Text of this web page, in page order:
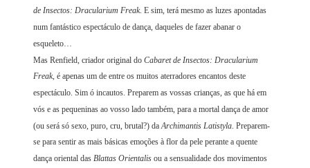
de Insectos: Dracularium Freak. E sim, terá mesmo as luzes apontadas
num fantástico espectáculo de dança, daqueles de fazer abanar o
esqueleto…
Mas Renfield, criador original doCabaret de Insectos: Dracularium
Freak, é apenas um de entre os muitos aterradores encantos deste
espectáculo. Sim ó incautos. Preparem as vossas crianças, as que há em
vós e as pequeninas ao vosso lado também, para a mortal dança de amor
(ou será só sexo, puro, cru, brutal?) daArchimantis Latistyla . Preparem-
se para sentir as mais básicas emoções à flor da pele perante a quente
dança oriental dasBlattas Orientalis ou a sensualidade dos movimentos